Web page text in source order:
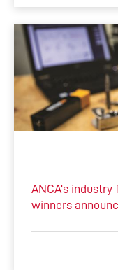
ANCA’s
winners